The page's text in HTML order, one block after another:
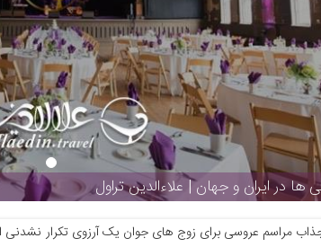
ها در ایران و جهان | علاءالدین تراول
مراسم عروسی برای زوج های جوان یک آرزوی تکرار نشدنی